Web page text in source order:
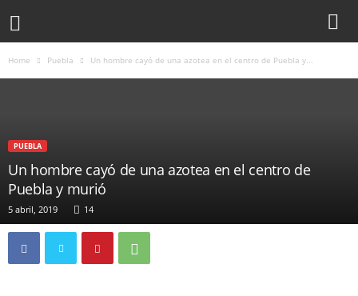
Home Puebla Un hombre cayó de una azotea en el centro de Puebla y...
PUEBLA
Un hombre cayó de una azotea en el centro de
Puebla y murió
5 abril, 2019 14